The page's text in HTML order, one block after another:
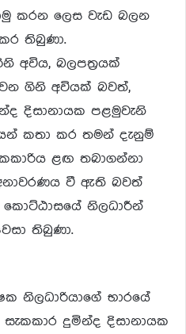
කරන ලෙස වැඩ බලන
තිබුණා.
අවිය, බලපත්‍රයක්
ගිනි අවියක් බවත්,
දිසානායක පළමුවැනි
කතා කර තමන් දැනුම්
ළඟ තබාගන්නා
වී ඇති බවත්
කොට්ඨාසයේ නිලධාරීන්
තිබුණා.
නිලධාරියාගේ භාරයේ
දුමින්ද දිසානායක